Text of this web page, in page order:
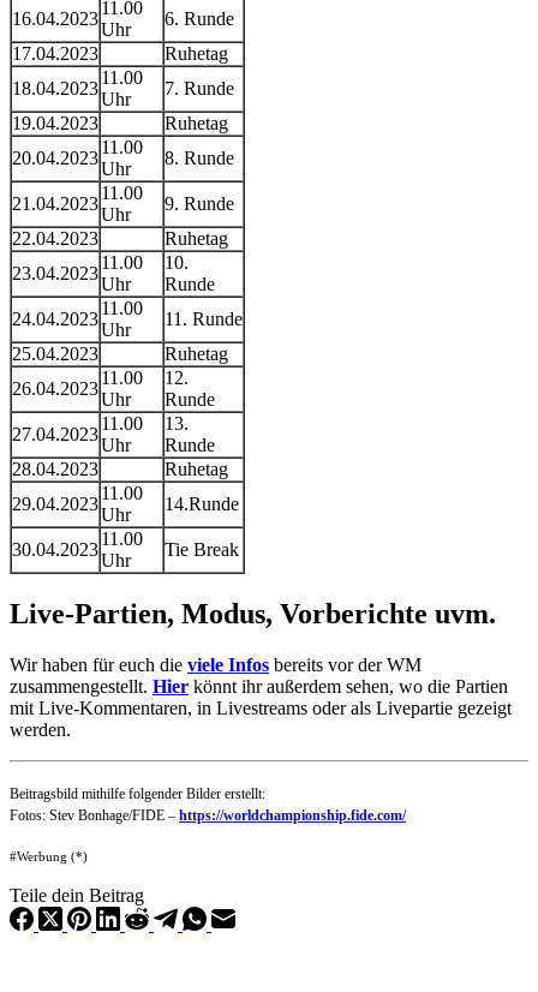
16.04.2023
11.00
Uhr
6. Runde
17.04.2023
Ruhetag
18.04.2023
11.00
Uhr
7. Runde
19.04.2023
Ruhetag
20.04.2023
11.00
Uhr
8. Runde
21.04.2023
11.00
Uhr
9. Runde
22.04.2023
Ruhetag
23.04.2023
11.00
Uhr
10.
Runde
24.04.2023
11.00
Uhr
11. Runde
25.04.2023
Ruhetag
26.04.2023
11.00
Uhr
12.
Runde
27.04.2023
11.00
Uhr
13.
Runde
28.04.2023
Ruhetag
29.04.2023
11.00
Uhr
14.Runde
30.04.2023
11.00
Uhr
Tie Break
Live-Partien, Modus, Vorberichte uvm.
Wir haben für euch die viele Infos bereits vor der WM
zusammengestellt. Hier könnt ihr außerdem sehen, wo die Partien
mit Live-Kommentaren, in Livestreams oder als Livepartie gezeigt
werden.
Beitragsbild mithilfe folgender Bilder erstellt:
Fotos: Stev Bonhage/FIDE – https://worldchampionship.fide.com/
#Werbung (*)
Teile dein Beitrag